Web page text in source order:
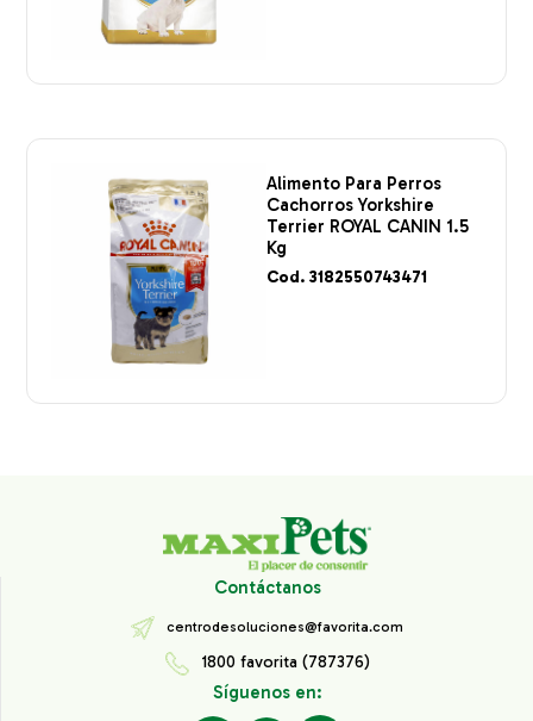
Alimento Para Perros
Cachorros Yorkshire
Terrier ROYAL CANIN 1.5
Kg
Cod. 3182550743471
Contáctanos
centrodesoluciones@favorita.com
1800 favorita (787376)
Síguenos en: